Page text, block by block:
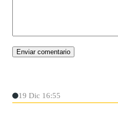
19 Dic 16:55